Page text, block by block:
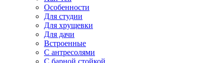
Особенности
Для студии
Для хрущевки
Для дачи
Встроенные
С антресолями
С барной стойкой